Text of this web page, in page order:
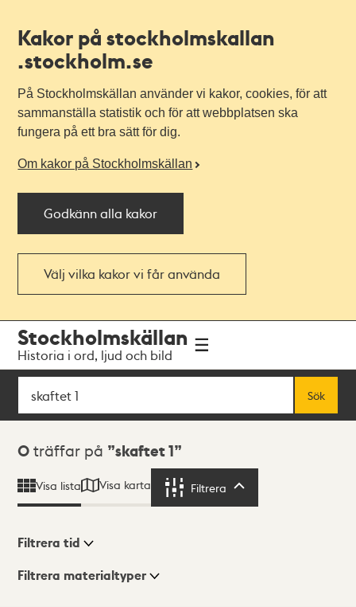
Kakor på stockholmskallan
.stockholm.se
På Stockholmskällan använder vi kakor, cookies, för att
sammanställa statistik och för att webbplatsen ska
fungera på ett bra sätt för dig.
Om kakor på Stockholmskällan
Godkänn alla kakor
Välj vilka kakor vi får använda
navigationen
huvudinnehållet
Stockholmskällan
Historia i ord, ljud och bild
Sök
Sök
Sökresultat
0 träffar på skaftet 1
Visa lista Visa karta Filtrera
Visningsläge
Filtrera tid
Filtrera materialtyper